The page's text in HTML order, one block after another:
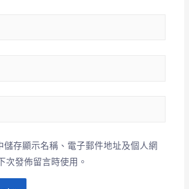
儲存顯示名稱、電子郵件地址及個人網
次發佈留言時使用。